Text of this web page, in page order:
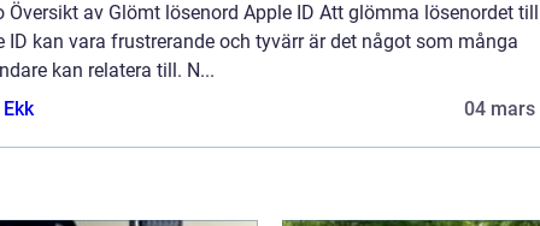
Översikt av Glömt lösenord Apple ID Att glömma lösenordet
ID kan vara frustrerande och tyvärr är det något som många
kan relatera till. N...
04 mars